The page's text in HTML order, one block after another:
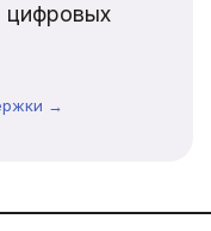
цифровых
→